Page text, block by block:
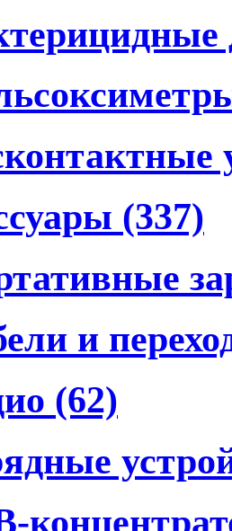
(337)
и
(62)